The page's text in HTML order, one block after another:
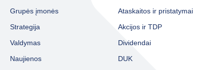
Grupės įmonės
Strategija
Valdymas
Naujienos
Ataskaitos ir pristatymai
Akcijos ir TDP
Dividendai
DUK